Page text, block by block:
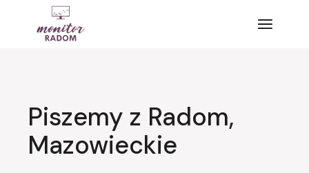
Piszemy z Radom,
Mazowieckie